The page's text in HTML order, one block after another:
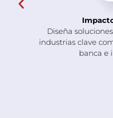
Diseña
industrias clave
banca e